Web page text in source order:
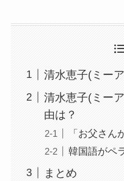
清水恵子(ミー
清水恵子(ミー
由は？
「お父さん
韓国語がペ
まとめ